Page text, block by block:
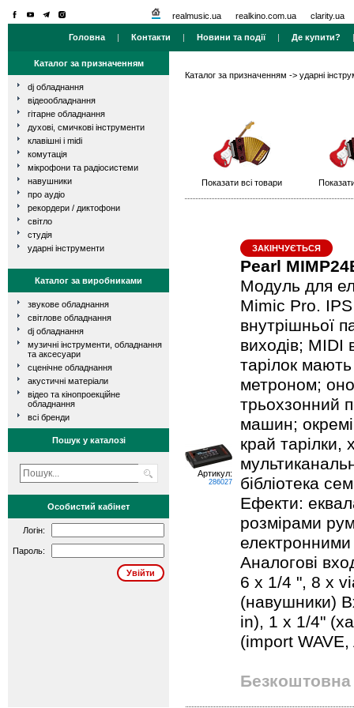
realmusic.ua realkino.com.ua clarity.ua
Головна | Контакти | Новини та події| Де купити?
Каталог за призначенням
dj обладнання
відеообладнання
гітарне обладнання
духові, смичкові інструменти
клавішні і midi
комутація
мікрофони та радіосистеми
навушники
про аудіо
рекордери / диктофони
світло
студія
ударні інструменти
Каталог за виробниками
звукове обладнання
світлове обладнання
dj обладнання
музичні інструменти, обладнання
та аксесуари
сценічне обладнання
акустичні матеріали
відео та кінопроекційне
обладнання
всі бренди
Пошук у каталозі
Особистий кабінет
Логін:
Пароль:
Каталог за призначенням -> ударні
Показати всі товари
Артикул:
286027
ЗАКІНЧУЄТЬСЯ
Pearl
Модуль для
Mimic Pro.
внутрішньої
виходів; MIDI
тарілок
метроном;
трьохзонний
машин; окремі
край тарілки,
бібліотека
Ефекти:
розмірами
Аналогові
6 x 1/4 ", 8 x
(навушники)
in), 1 x 1/4"
(import
Безкоштовна